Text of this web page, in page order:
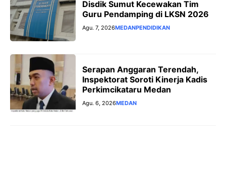
Disdik Sumut Kecewakan Tim
Guru Pendamping di LKSN 2026
Agu. 7, 2026MEDANPENDIDIKAN
Serapan Anggaran Terendah,
Inspektorat Soroti Kinerja Kadis
Perkimcikataru Medan
Agu. 6, 2026MEDAN